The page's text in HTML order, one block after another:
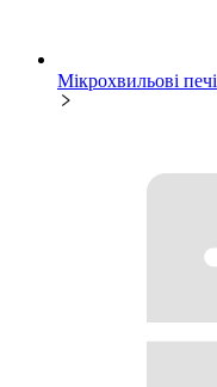
Мікрохвильові печі